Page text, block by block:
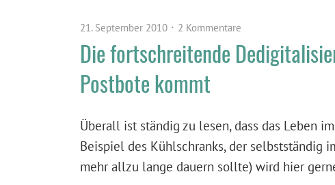
21. September 2010 2 Kommentare
Die fortschreitende
Postbote kommt
Überall ist ständig zu lesen, dass das Leben
Beispiel des Kühlschranks, der selbstständig
mehr allzu lange dauern sollte) wird hier